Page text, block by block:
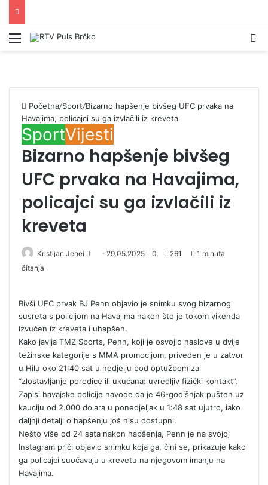
Izbornik
Početna/Sport/Bizarno hapšenje bivšeg UFC prvaka na
Havajima, policajci su ga izvlačili iz kreveta
SportVijesti
Bizarno hapšenje bivšeg
UFC prvaka na Havajima,
policajci su ga izvlačili iz
kreveta
Kristijan Jenei
n
e
m
a
i
l
29.05.2025 0 261
1 minuta
čitanja
Bivši UFC prvak BJ Penn objavio je snimku svog bizarnog
susreta s policijom na Havajima nakon što je tokom vikenda
izvučen iz kreveta i uhapšen.
Kako javlja TMZ Sports, Penn, koji je osvojio naslove u dvije
težinske kategorije s MMA promocijom, priveden je u zatvor
u Hilu oko 21:40 sat u nedjelju pod optužbom za
“zlostavljanje porodice ili ukućana: uvredljiv fizički kontakt”.
Zapisi havajske policije navode da je 46-godišnjak pušten uz
kauciju od 2.000 dolara u ponedjeljak u 1:48 sat ujutro, iako
daljnji detalji o hapšenju još nisu dostupni.
Nešto više od 24 sata nakon hapšenja, Penn je na svojoj
Instagram priči objavio snimku koja ga, čini se, prikazuje kako
ga policajci suočavaju u krevetu na njegovom imanju na
Havajima.